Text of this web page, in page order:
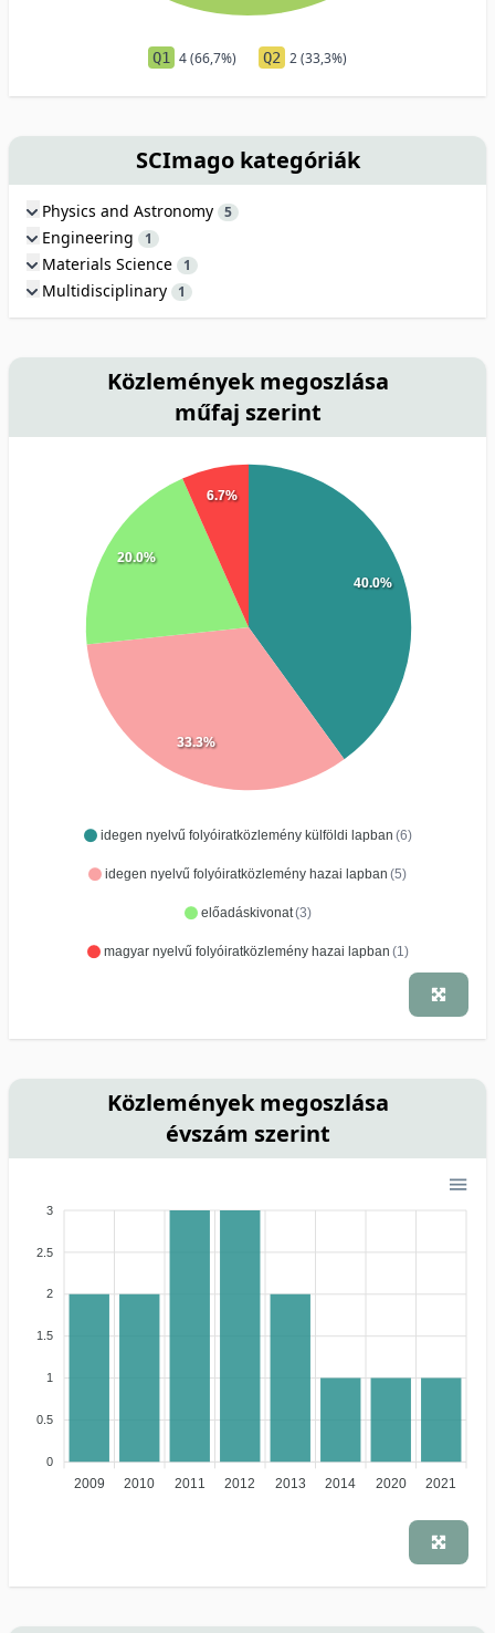
Q1 4 (66,7%) Q2 2 (33,3%)
SCImago kategóriák
Physics and Astronomy 5
Engineering 1
Materials Science 1
Multidisciplinary 1
Közlemények megoszlása
műfaj szerint
idegen nyelvű folyóiratközlemény külföldi lapban (6)
idegen nyelvű folyóiratközlemény hazai lapban (5)
előadáskivonat(3)
magyar nyelvű folyóiratközlemény hazai lapban (1)
40.0%
33.3%
20.0%
6.7%
Közlemények megoszlása
évszám szerint
3
2.5
2
1.5
1
0.5
0
2009 2010 2011 2012 2013 2014 2020 2021